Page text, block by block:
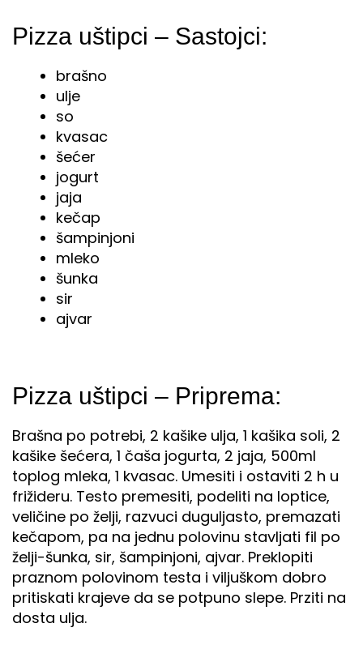
Pizza uštipci – Sastojci:
brašno
ulje
so
kvasac
šećer
jogurt
jaja
kečap
šampinjoni
mleko
šunka
sir
ajvar
Pizza uštipci – Priprema:
Brašna po potrebi, 2 kašike ulja, 1 kašika soli, 2
kašike šećera, 1 čaša jogurta, 2 jaja, 500ml
toplog mleka, 1 kvasac. Umesiti i ostaviti 2 h u
frižideru. Testo premesiti, podeliti na loptice,
veličine po želji, razvuci duguljasto, premazati
kečapom, pa na jednu polovinu stavljati fil po
želji-šunka, sir, šampinjoni, ajvar. Preklopiti
praznom polovinom testa i viljuškom dobro
pritiskati krajeve da se potpuno slepe. Prziti na
dosta ulja.